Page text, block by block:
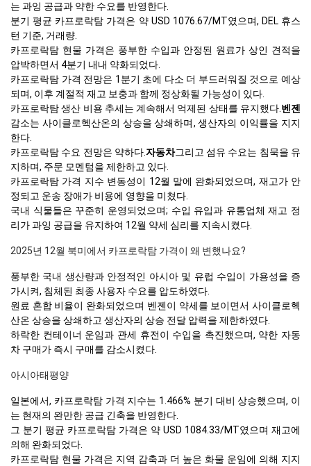
는 과잉 공급과 약한 수요를 반영한다.
분기 평균 카프로락탐 가격은 약 USD 1076.67/MT였으며, DEL 휴스
턴 기준, 거래량.
카프로락탐 현물 가격은 풍부한 수입과 안정된 원료가 상인 견적을
압박하면서 4분기 내내 약화되었다.
카프로락탐 가격 전망은 1분기 초에 다소 더 부드러워질 것으로 예상
되며, 이후 계절적 재고 보충과 함께 정상화될 가능성이 있다.
카프로락탐 생산 비용 추세는 계속해서 억제된 상태를 유지했다.벤젠
감소는 사이클로헥산온의 상승을 상쇄하며, 생산자의 이익률을 지지
한다.
카프로락탐 수요 전망은 약하다.자동차그리고 섬유 수요는 침묵을 유
지하며, 주문 모멘텀을 제한하고 있다.
카프로락탐 가격 지수 변동성이 12월 말에 완화되었으며, 재고가 안
정되고 운송 장애가 비용에 영향을 미쳤다.
국내 식물들은 꾸준히 운영되었으며; 수입 유입과 유통업체 재고 정
리가 과잉 공급을 유지하여 12월 약세 심리를 지속시켰다.
2025년 12월 북미에서 카프로락탐 가격이 왜 변했나요?
풍부한 국내 생산량과 안정적인 아시아 및 유럽 수입이 가용성을 증
가시켜, 침체된 최종 사용자 수요를 압도하였다.
원료 혼합 비율이 완화되었으며 벤젠이 약세를 보이면서 사이클로헥
산온 상승을 상쇄하고 생산자의 상승 전달 압력을 제한하였다.
하락한 컨테이너 운임과 관세 휴전이 수입을 촉진했으며, 약한 자동
차 구매가 즉시 구매를 감소시켰다.
아시아태평양
일본에서, 카프로락탐 가격 지수는 1.466% 분기 대비 상승했으며, 이
는 현재의 완만한 공급 긴축을 반영한다.
그 분기 평균 카프로락탐 가격은 약 USD 1084.33/MT였으며 재고에
의해 완화되었다.
카프로락탐 현물 가격은 지역 감축과 더 높은 화물 운임에 의해 지지